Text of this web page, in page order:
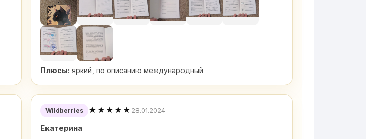
Плюсы: яркий, по описанию международный
Wildberries ★★★★★ 28.01.2024
Екатерина